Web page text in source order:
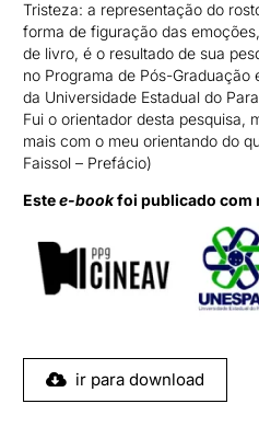
Tristeza: a representação do
forma de figuração das
de livro, é o resultado de sua
no Programa de Pós-Graduação
da Universidade Estadual do
Fui o orientador desta pesquisa,
mais com o meu orientando do
Faissol – Prefácio)
Estee-bookfoi publicado com
ir para download